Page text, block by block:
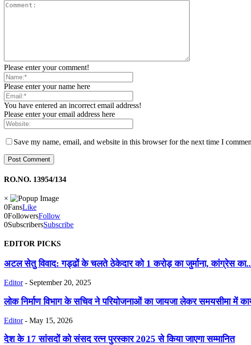
Please enter your comment!
Please enter your name here
You have entered an incorrect email address!
Please enter your email address here
Save my name, email, and website in this browser for the next time I
RO.NO. 13954/134
×
0FansLike
0FollowersFollow
0SubscribersSubscribe
EDITOR PICKS
अटल सेतु विवाद: गड्ढों के चलते ठेकेदार को 1 करोड़ का जुर्माना, कांग्रेस
Editor - September 20, 2025
लोक निर्माण विभाग के सचिव ने परियोजनाओं का जायजा लेकर समयसीमा में
Editor - May 15, 2026
देश के 17 सांसदों को संसद रत्न पुरस्कार 2025 से किया जाएगा सम्मानित